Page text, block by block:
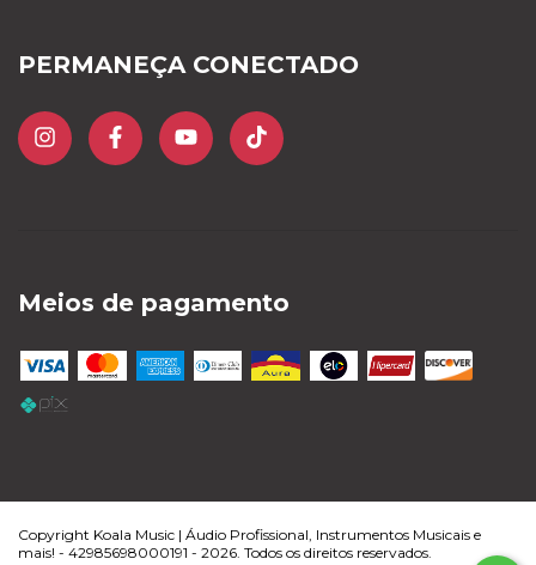
PERMANEÇA CONECTADO
Meios de pagamento
Copyright Koala Music | Áudio Profissional, Instrumentos Musicais e
mais! - 42985698000191 - 2026. Todos os direitos reservados.